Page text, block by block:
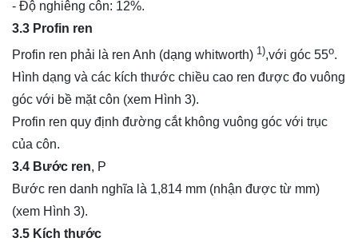
- Độ nghiêng côn: 12%.
3.3 Profin ren
Profin ren phải là ren Anh (dạng whitworth) 1),với góc 55o.
Hình dạng và các kích thước chiều cao ren được đo vuông
góc với bề mặt côn (xem Hình 3).
Profin ren quy định đường cắt không vuông góc với trục
của côn.
3.4 Bước ren, P
Bước ren danh nghĩa là 1,814 mm (nhận được từ mm)
(xem Hình 3).
3.5 Kích thước